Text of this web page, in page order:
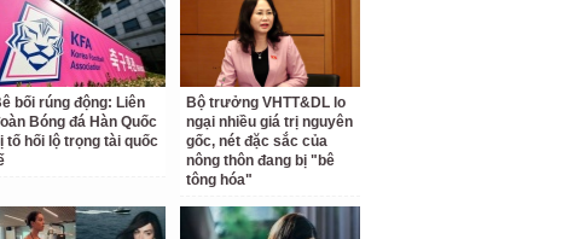
bối rúng động: Liên
Bóng đá Hàn Quốc
tố hối lộ trọng tài quốc
Bộ trưởng VHTT&DL lo
ngại nhiều giá trị nguyên
gốc, nét đặc sắc của
nông thôn đang bị "bê
tông hóa"